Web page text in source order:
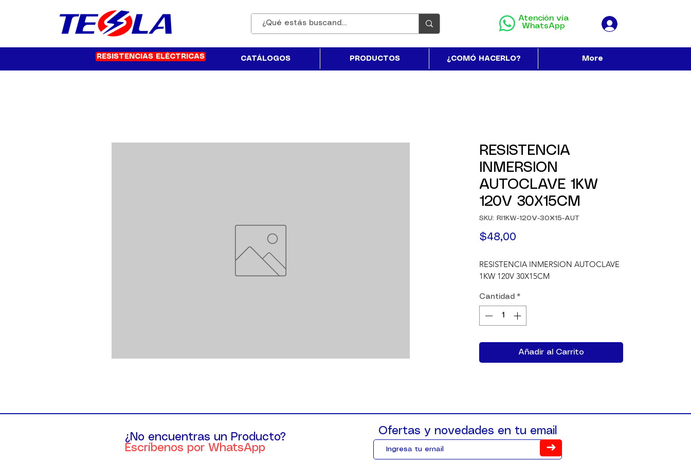
Atención vía
WhatsApp
RESISTENCIAS ELÉCTRICAS CATÁLOGOS PRODUCTOS ¿COMÓ HACERLO? More
RESISTENCIA
INMERSION
AUTOCLAVE 1KW
120V 30X15CM
SKU: RI1KW-120V-30X15-AUT
$48,00
RESISTENCIA INMERSION AUTOCLAVE
1KW 120V 30X15CM
Cantidad *
Añadir al Carrito
¿No encuentras un Producto?
Escríbenos por WhatsApp
Ofertas y novedades en tu email
➜